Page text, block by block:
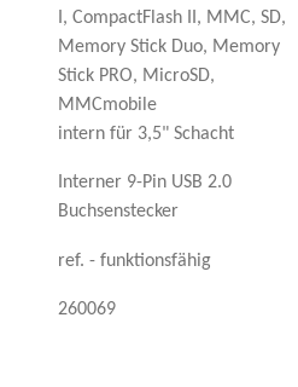
I, CompactFlash II, MMC, SD,
Memory Stick Duo, Memory
Stick PRO, MicroSD,
MMCmobile
intern für 3,5" Schacht
Interner 9-Pin USB 2.0
Buchsenstecker
ref. - funktionsfähig
260069